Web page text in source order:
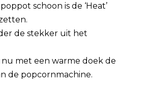
schoon is de ‘Heat’
de stekker uit het
nu met een warme doek de
de popcornmachine.